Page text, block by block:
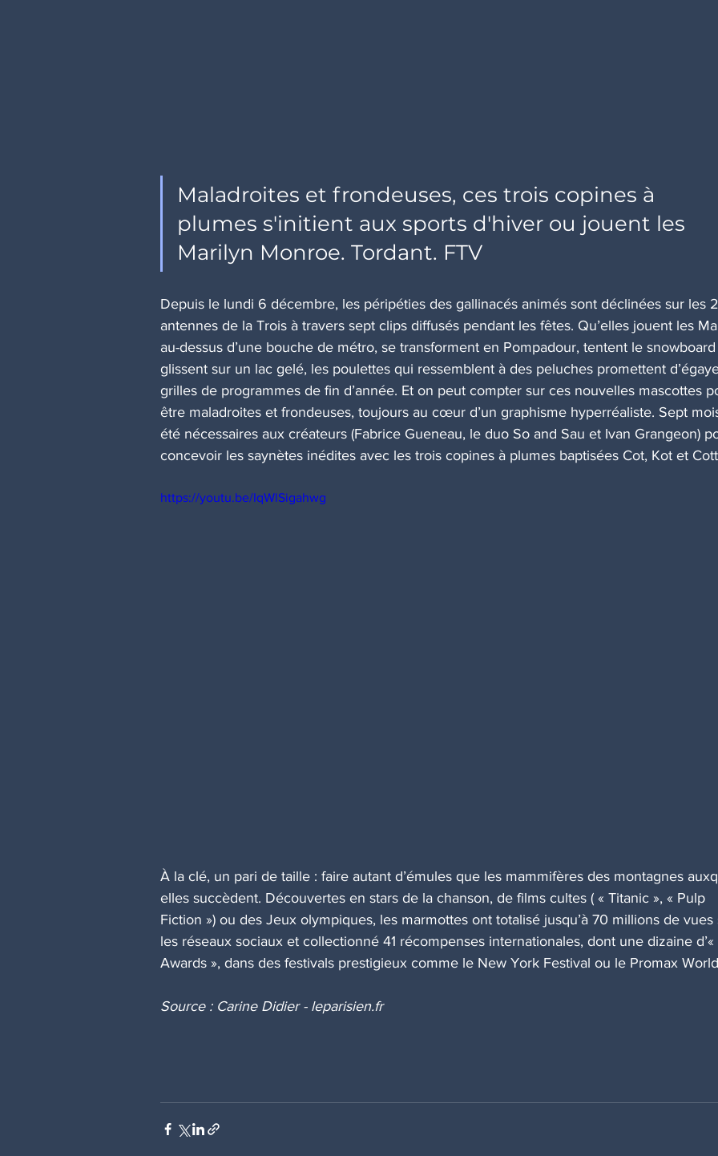
Maladroites et frondeuses, ces trois copines à
plumes s'initient aux sports d'hiver ou jouent les
Marilyn Monroe. Tordant. FTV
Depuis le lundi 6 décembre, les péripéties des gallinacés animés sont déclinées sur les
antennes de la Trois à travers sept clips diffusés pendant les fêtes. Qu’elles jouent les
au-dessus d’une bouche de métro, se transforment en Pompadour, tentent le
glissent sur un lac gelé, les poulettes qui ressemblent à des peluches promettent
grilles de programmes de fin d’année. Et on peut compter sur ces nouvelles mascottes
être maladroites et frondeuses, toujours au cœur d’un graphisme hyperréaliste. Sept
été nécessaires aux créateurs (Fabrice Gueneau, le duo So and Sau et Ivan Grangeon)
concevoir les saynètes inédites avec les trois copines à plumes baptisées Cot, Kot et
https://youtu.be/IqWlSigahwg
À la clé, un pari de taille : faire autant d’émules que les mammifères des montagnes
elles succèdent. Découvertes en stars de la chanson, de films cultes ( « Titanic », « Pulp
Fiction ») ou des Jeux olympiques, les marmottes ont totalisé jusqu’à 70 millions de
les réseaux sociaux et collectionné 41 récompenses internationales, dont une dizaine d’«
Awards », dans des festivals prestigieux comme le New York Festival ou le Promax
Source : Carine Didier - leparisien.fr